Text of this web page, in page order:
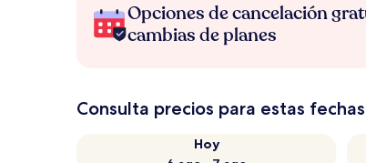
Opciones de cancelación
cambias de planes
Consulta precios para estas fechas
Hoy